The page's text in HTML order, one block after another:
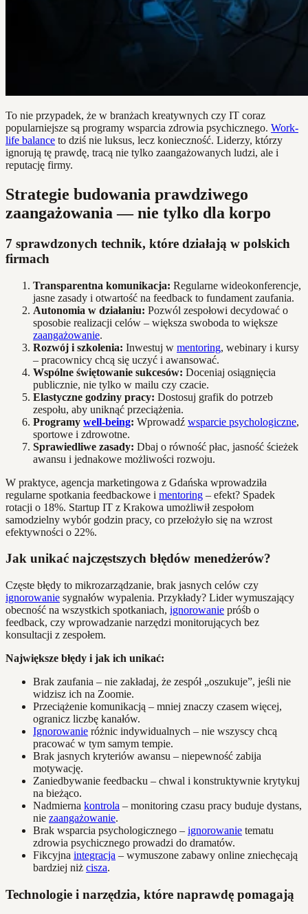
To nie przypadek, że w branżach kreatywnych czy IT coraz
popularniejsze są programy wsparcia zdrowia psychicznego. Work-
life balance to dziś nie luksus, lecz konieczność. Liderzy, którzy
ignorują tę prawdę, tracą nie tylko zaangażowanych ludzi, ale i
reputację firmy.
Strategie budowania prawdziwego
zaangażowania — nie tylko dla korpo
7 sprawdzonych technik, które działają w polskich
firmach
Transparentna komunikacja: Regularne wideokonferencje,
jasne zasady i otwartość na feedback to fundament zaufania.
Autonomia w działaniu: Pozwól zespołowi decydować o
sposobie realizacji celów – większa swoboda to większe
zaangażowanie.
Rozwój i szkolenia: Inwestuj w mentoring, webinary i kursy
– pracownicy chcą się uczyć i awansować.
Wspólne świętowanie sukcesów: Doceniaj osiągnięcia
publicznie, nie tylko w mailu czy czacie.
Elastyczne godziny pracy: Dostosuj grafik do potrzeb
zespołu, aby uniknąć przeciążenia.
Programy well-being: Wprowadź wsparcie psychologiczne,
sportowe i zdrowotne.
Sprawiedliwe zasady: Dbaj o równość płac, jasność ścieżek
awansu i jednakowe możliwości rozwoju.
W praktyce, agencja marketingowa z Gdańska wprowadziła
regularne spotkania feedbackowe i mentoring – efekt? Spadek
rotacji o 18%. Startup IT z Krakowa umożliwił zespołom
samodzielny wybór godzin pracy, co przełożyło się na wzrost
efektywności o 22%.
Jak unikać najczęstszych błędów menedżerów?
Częste błędy to mikrozarządzanie, brak jasnych celów czy
ignorowanie sygnałów wypalenia. Przykłady? Lider wymuszający
obecność na wszystkich spotkaniach, ignorowanie próśb o
feedback, czy wprowadzanie narzędzi monitorujących bez
konsultacji z zespołem.
Największe błędy i jak ich unikać:
Brak zaufania – nie zakładaj, że zespół „oszukuje”, jeśli nie
widzisz ich na Zoomie.
Przeciążenie komunikacją – mniej znaczy czasem więcej,
ogranicz liczbę kanałów.
Ignorowanie różnic indywidualnych – nie wszyscy chcą
pracować w tym samym tempie.
Brak jasnych kryteriów awansu – niepewność zabija
motywację.
Zaniedbywanie feedbacku – chwal i konstruktywnie krytykuj
na bieżąco.
Nadmierna kontrola – monitoring czasu pracy buduje dystans,
nie zaangażowanie.
Brak wsparcia psychologicznego – ignorowanie tematu
zdrowia psychicznego prowadzi do dramatów.
Fikcyjna integracja – wymuszone zabawy online zniechęcają
bardziej niż cisza.
Technologie i narzędzia, które naprawdę pomagają